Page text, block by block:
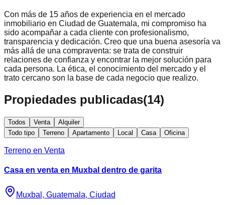
Con más de 15 años de experiencia en el mercado
inmobiliario en Ciudad de Guatemala, mi compromiso ha
sido acompañar a cada cliente con profesionalismo,
transparencia y dedicación. Creo que una buena asesoría va
más allá de una compraventa: se trata de construir
relaciones de confianza y encontrar la mejor solución para
cada persona. La ética, el conocimiento del mercado y el
trato cercano son la base de cada negocio que realizo.
Propiedades publicadas(14)
Todos Venta
Alquiler
Todo tipo
Terreno Apartamento Local Casa Oficina
Terreno en Venta
Casa en venta en Muxbal dentro de garita
Muxbal, Guatemala, Ciudad